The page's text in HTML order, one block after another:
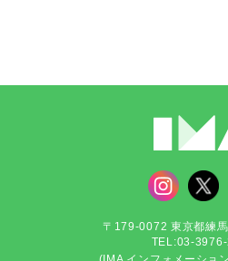
〒179-0072 東京都練
TEL:03-